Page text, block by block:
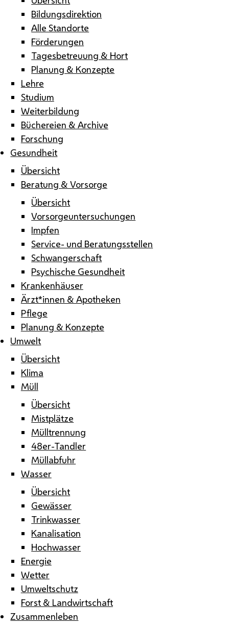
Bildungsdirektion
Alle Standorte
Förderungen
Tagesbetreuung & Hort
Planung & Konzepte
Lehre
Studium
Weiterbildung
Büchereien & Archive
Forschung
Gesundheit
Übersicht
Beratung & Vorsorge
Übersicht
Vorsorgeuntersuchungen
Impfen
Service- und Beratungsstellen
Schwangerschaft
Psychische Gesundheit
Krankenhäuser
Ärzt*innen & Apotheken
Pflege
Planung & Konzepte
Umwelt
Übersicht
Klima
Müll
Übersicht
Mistplätze
Mülltrennung
48er-Tandler
Müllabfuhr
Wasser
Übersicht
Gewässer
Trinkwasser
Kanalisation
Hochwasser
Energie
Wetter
Umweltschutz
Forst & Landwirtschaft
Zusammenleben